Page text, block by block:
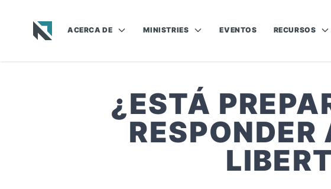
ACERCA DE MINISTRIES EVENTOS RECURSOS
¿ESTÁ